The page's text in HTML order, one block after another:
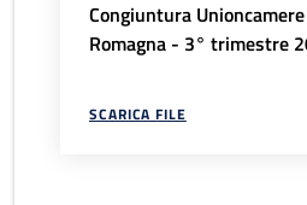
Congiuntura
Romagna - 3° trimestre
SCARICA FILE